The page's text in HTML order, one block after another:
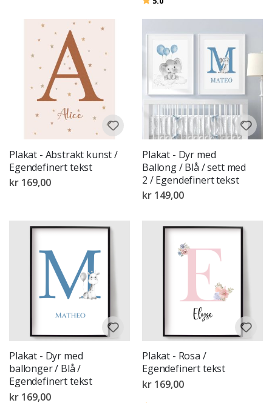
Plakat - Abstrakt kunst /
Egendefinert tekst
kr 169,00
Plakat - Dyr med
Ballong / Blå / sett med
2 / Egendefinert tekst
kr 149,00
Plakat - Dyr med
ballonger / Blå /
Egendefinert tekst
kr 169,00
Plakat - Rosa /
Egendefinert tekst
kr 169,00